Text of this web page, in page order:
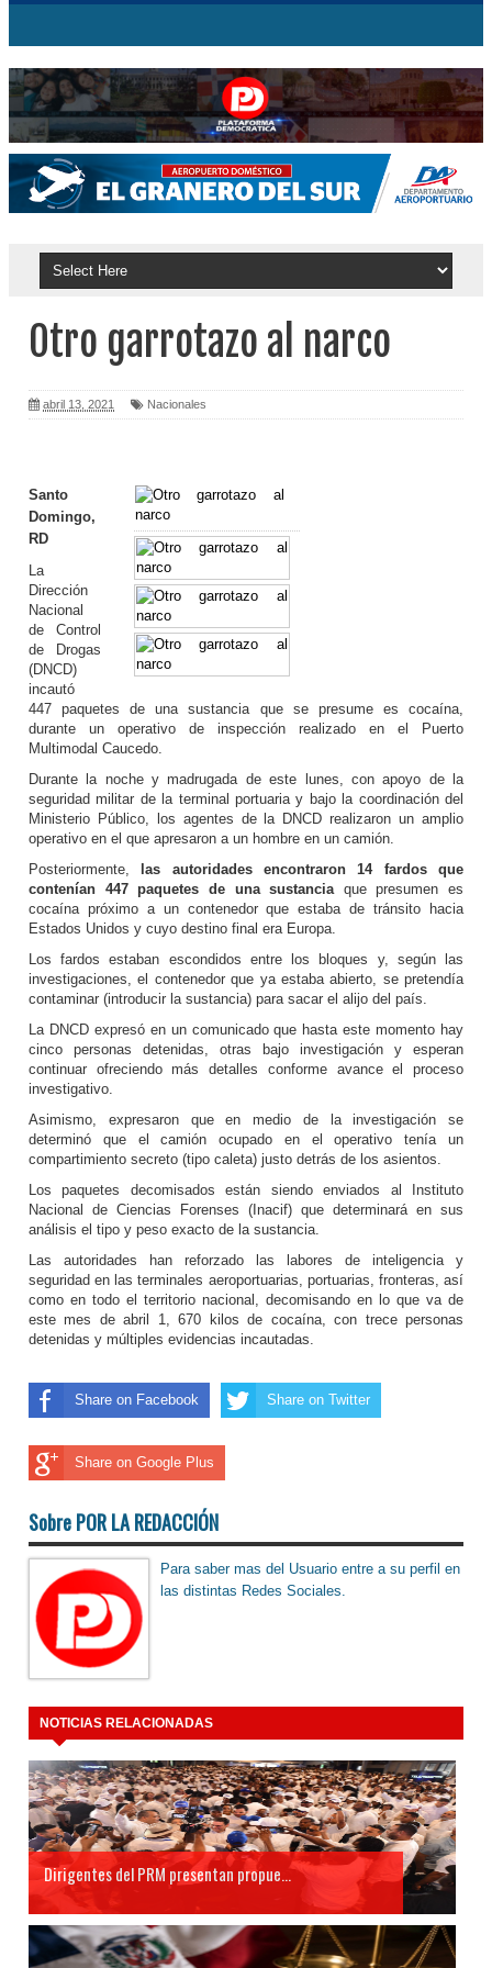
Otro garrotazo al narco
abril 13, 2021 Nacionales
Santo
Domingo,
RD
La
Dirección
Nacional
de Control
de Drogas
(DNCD)
incautó
447 paquetes de una sustancia que se presume es cocaína,
durante un operativo de inspección realizado en el Puerto
Multimodal Caucedo.
Durante la noche y madrugada de este lunes, con apoyo de la
seguridad militar de la terminal portuaria y bajo la coordinación del
Ministerio Público, los agentes de la DNCD realizaron un amplio
operativo en el que apresaron a un hombre en un camión.
Posteriormente, las autoridades encontraron 14 fardos que
contenían 447 paquetes de una sustancia que presumen es
cocaína próximo a un contenedor que estaba de tránsito hacia
Estados Unidos y cuyo destino final era Europa.
Los fardos estaban escondidos entre los bloques y, según las
investigaciones, el contenedor que ya estaba abierto, se pretendía
contaminar (introducir la sustancia) para sacar el alijo del país.
La DNCD expresó en un comunicado que hasta este momento hay
cinco personas detenidas, otras bajo investigación y esperan
continuar ofreciendo más detalles conforme avance el proceso
investigativo.
Asimismo, expresaron que en medio de la investigación se
determinó que el camión ocupado en el operativo tenía un
compartimiento secreto (tipo caleta) justo detrás de los asientos.
Los paquetes decomisados están siendo enviados al Instituto
Nacional de Ciencias Forenses (Inacif) que determinará en sus
análisis el tipo y peso exacto de la sustancia.
Las autoridades han reforzado las labores de inteligencia y
seguridad en las terminales aeroportuarias, portuarias, fronteras, así
como en todo el territorio nacional, decomisando en lo que va de
este mes de abril 1, 670 kilos de cocaína, con trece personas
detenidas y múltiples evidencias incautadas.
Share on Facebook Share on Twitter
Share on Google Plus
Sobre POR LA REDACCIÓN
Para saber mas del Usuario entre a su perfil en
las distintas Redes Sociales.
NOTICIAS RELACIONADAS
Dirigentes del PRM presentan propue...